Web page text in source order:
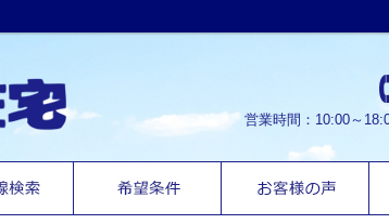
営業時間：10:00～